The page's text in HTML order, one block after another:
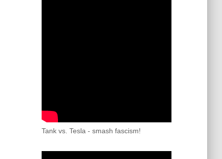
Tank vs. Tesla - smash fascism!